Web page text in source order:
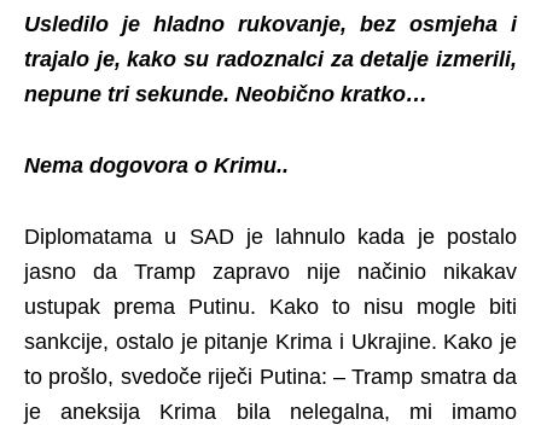
Usledilo je hladno rukovanje, bez osmjeha i
trajalo je, kako su radoznalci za detalje izmerili,
nepune tri sekunde. Neobično kratko…
Nema dogovora o Krimu..
Diplomatama u SAD je lahnulo kada je postalo
jasno da Tramp zapravo nije načinio nikakav
ustupak prema Putinu. Kako to nisu mogle biti
sankcije, ostalo je pitanje Krima i Ukrajine. Kako je
to prošlo, svedoče riječi Putina: – Tramp smatra da
je aneksija Krima bila nelegalna, mi imamo